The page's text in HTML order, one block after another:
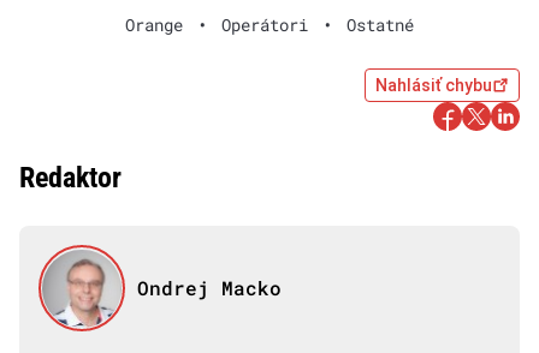
Orange • Operátori • Ostatné
Nahlásiť chybu
Redaktor
Ondrej Macko